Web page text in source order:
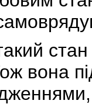
вона